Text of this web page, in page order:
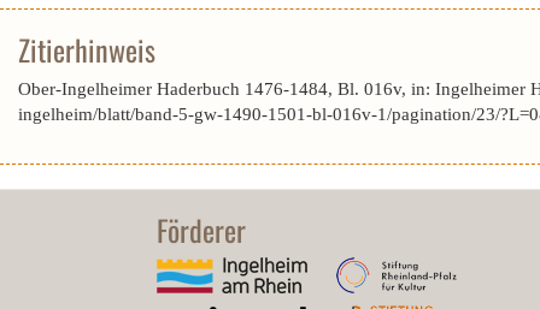
Zitierhinweis
Ober-Ingelheimer Haderbuch 1476-1484, Bl. 016v, in: Ingelheimer
ingelheim/blatt/band-5-gw-1490-1501-bl-016v-1/pagination/23/
Förderer